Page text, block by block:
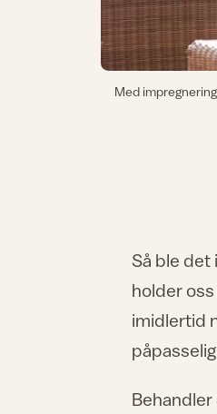
Med
Så ble det
holder
imidlertid